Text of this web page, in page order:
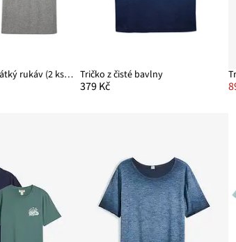
Henley tričko, krátký rukáv (2 ks v balení) Tričko z čisté bavlny
379 Kč